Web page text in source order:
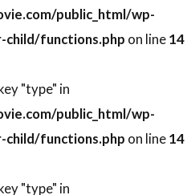
ム・ウィルキンソン
トム・クルーズ
トム・シックス
ム・ハンクス
public_html/wp-
functions.php on line14
"type" in
public_html/wp-
functions.php on line14
"type" in